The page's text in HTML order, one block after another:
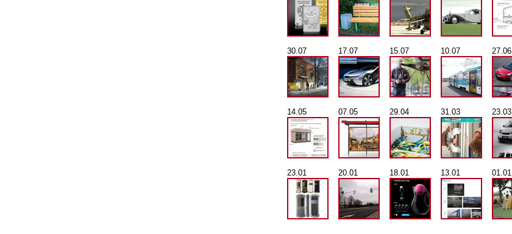
30.07 17.07 15.07 10.07 27.06
14.05 07.05 29.04 31.03 23.03
23.01 20.01 18.01 13.01 01.01